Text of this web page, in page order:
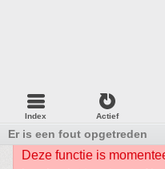
Index Actief
Er is een fout opgetreden
Deze functie is